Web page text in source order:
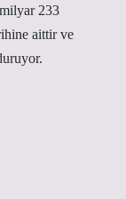
233
aittir ve